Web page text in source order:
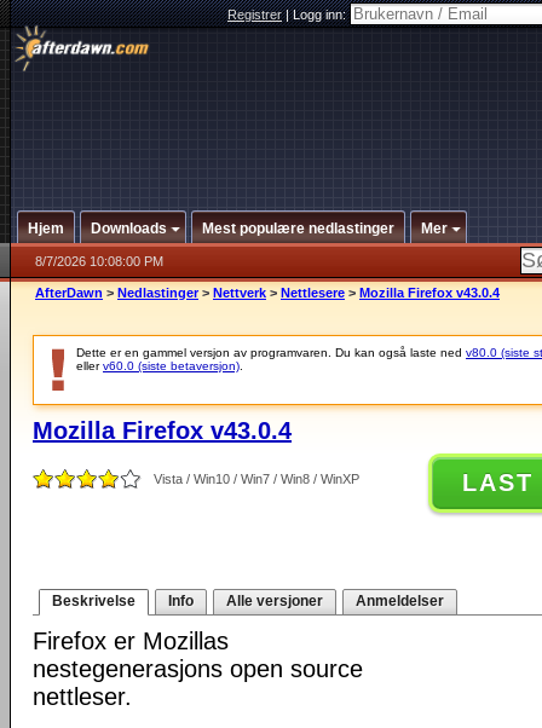
Registrer|Logg inn:
Hjem Downloads Mest populære nedlastinger Mer
8/7/2026 10:08:00 PM
AfterDawn > Nedlastinger > Nettverk > Nettlesere > Mozilla Firefox v43.0.4
Dette er en gammel versjon av programvaren. Du kan også laste ned v80.0 (siste
ellerv60.0 (siste betaversjon)
Mozilla Firefox v43.0.4
Vista / Win10 / Win7 / Win8 / WinXP LAST
Beskrivelse Info Alle versjoner Anmeldelser
Firefox er Mozillas
nestegenerasjons open source
nettleser.